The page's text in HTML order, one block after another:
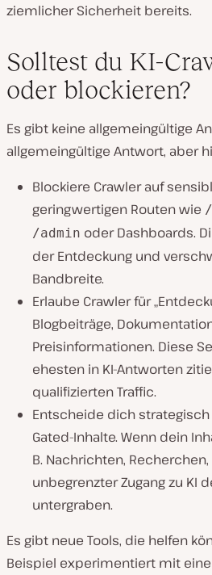
ziemlicher Sicherheit bereits.
Solltest du KI-
oder blockieren?
Es gibt keine allgemeingültige
allgemeingültige Antwort, aber
Blockiere Crawler auf
geringwertigen Routen wie
/admin oder Dashboards.
der Entdeckung und
Bandbreite.
Erlaube Crawler für
Blogbeiträge,
Preisinformationen. Diese
ehesten in KI-Antworten
qualifizierten Traffic.
Entscheide dich
Gated-Inhalte. Wenn dein
B. Nachrichten,
unbegrenzter Zugang zu KI
untergraben.
Es gibt neue Tools, die helfen
Beispiel experimentiert mit